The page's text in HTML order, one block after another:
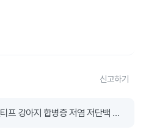
신고하기
하이독 케어브이 멀티프 강아지 합병증 저염 저단백 처방식 (1kg)